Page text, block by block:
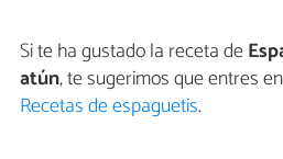
Si te ha gustado la receta de
atún, te sugerimos que entres
Recetas de espaguetis.